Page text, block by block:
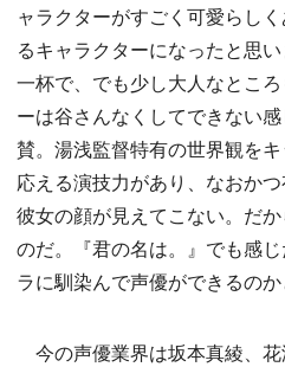
ャラクターがすごく可愛らし
るキャラクターになったと思
一杯で、でも少し大人なとこ
ーは谷さんなくしてできない
賛。湯浅監督特有の世界観を
応える演技力があり、なおか
彼女の顔が見えてこない。だ
のだ。『君の名は。』でも感
ラに馴染んで声優ができるのか
今の声優業界は坂本真綾、